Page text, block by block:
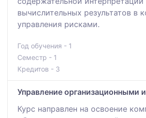
вычислительных результатов в
управления рисками.
Год обучения - 1
Семестр - 1
Кредитов - 3
Управление организационными
Курс направлен на освоение